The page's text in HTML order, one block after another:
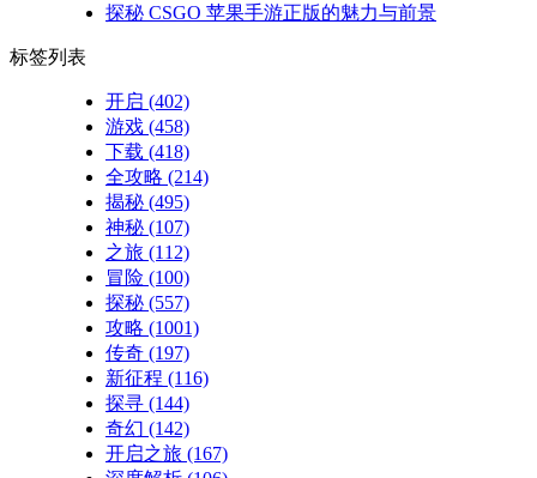
探秘 CSGO 苹果手游正版的魅力与前景
标签列表
开启 (402)
游戏 (458)
下载 (418)
全攻略 (214)
揭秘 (495)
神秘 (107)
之旅 (112)
冒险 (100)
探秘 (557)
攻略 (1001)
传奇 (197)
新征程 (116)
探寻 (144)
奇幻 (142)
开启之旅 (167)